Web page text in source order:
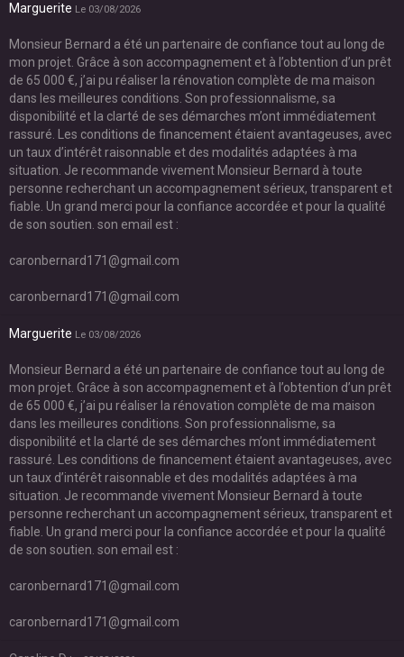
Marguerite Le 03/08/2026
Monsieur Bernard a été un partenaire de confiance tout au long de
mon projet. Grâce à son accompagnement et à l’obtention d’un prêt
de 65 000 €, j’ai pu réaliser la rénovation complète de ma maison
dans les meilleures conditions. Son professionnalisme, sa
disponibilité et la clarté de ses démarches m’ont immédiatement
rassuré. Les conditions de financement étaient avantageuses, avec
un taux d’intérêt raisonnable et des modalités adaptées à ma
situation. Je recommande vivement Monsieur Bernard à toute
personne recherchant un accompagnement sérieux, transparent et
fiable. Un grand merci pour la confiance accordée et pour la qualité
de son soutien. son email est :
caronbernard171@gmail.com
caronbernard171@gmail.com
Marguerite Le 03/08/2026
Monsieur Bernard a été un partenaire de confiance tout au long de
mon projet. Grâce à son accompagnement et à l’obtention d’un prêt
de 65 000 €, j’ai pu réaliser la rénovation complète de ma maison
dans les meilleures conditions. Son professionnalisme, sa
disponibilité et la clarté de ses démarches m’ont immédiatement
rassuré. Les conditions de financement étaient avantageuses, avec
un taux d’intérêt raisonnable et des modalités adaptées à ma
situation. Je recommande vivement Monsieur Bernard à toute
personne recherchant un accompagnement sérieux, transparent et
fiable. Un grand merci pour la confiance accordée et pour la qualité
de son soutien. son email est :
caronbernard171@gmail.com
caronbernard171@gmail.com